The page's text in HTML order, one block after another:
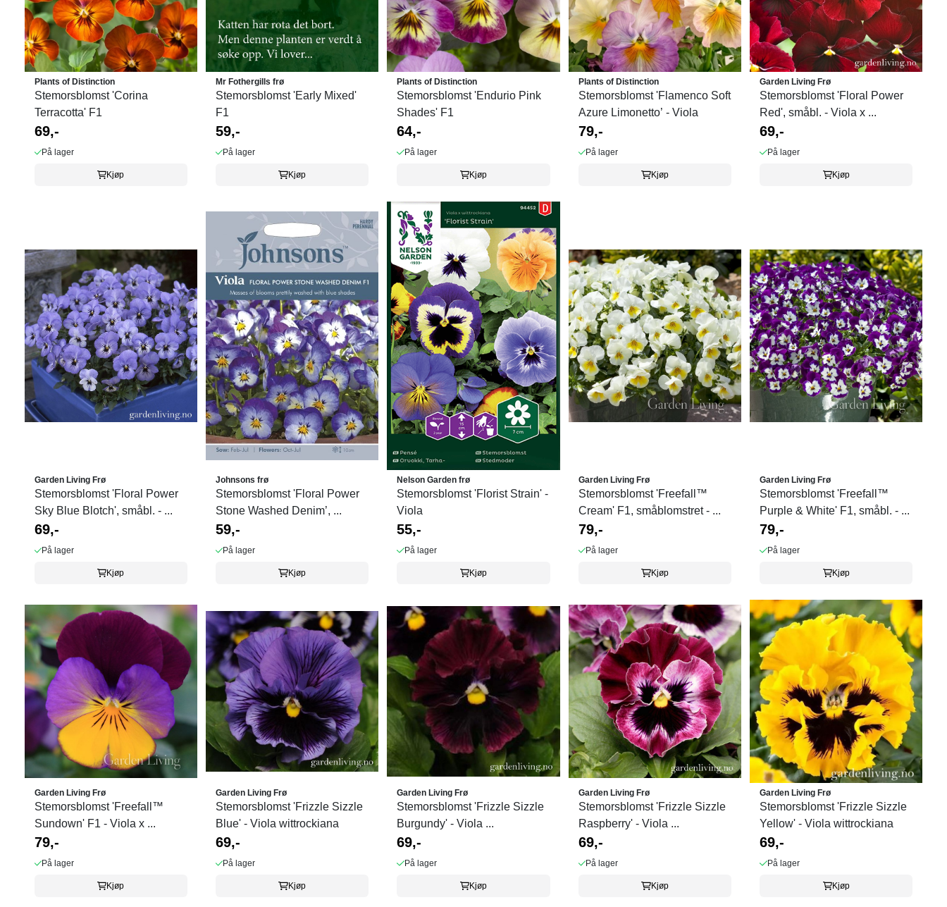
Plants of Distinction
Stemorsblomst 'Corina
Terracotta' F1
69,-
På lager
Kjøp
Mr Fothergills frø
Stemorsblomst 'Early Mixed'
F1
59,-
På lager
Kjøp
Plants of Distinction
Stemorsblomst 'Endurio Pink
Shades' F1
64,-
På lager
Kjøp
Plants of Distinction
Stemorsblomst 'Flamenco Soft
Azure Limonetto’ - Viola
79,-
På lager
Kjøp
Garden Living Frø
Stemorsblomst 'Floral Power
Red', småbl. - Viola x ...
69,-
På lager
Kjøp
Garden Living Frø
Stemorsblomst 'Floral Power
Sky Blue Blotch', småbl. - ...
69,-
På lager
Kjøp
Johnsons frø
Stemorsblomst 'Floral Power
Stone Washed Denim’, ...
59,-
På lager
Kjøp
Nelson Garden frø
Stemorsblomst 'Florist Strain' -
Viola
55,-
På lager
Kjøp
Garden Living Frø
Stemorsblomst 'Freefall™
Cream' F1, småblomstret - ...
79,-
På lager
Kjøp
Garden Living Frø
Stemorsblomst 'Freefall™
Purple & White' F1, småbl. - ...
79,-
På lager
Kjøp
Garden Living Frø
Stemorsblomst 'Freefall™
Sundown' F1 - Viola x ...
79,-
På lager
Kjøp
Garden Living Frø
Stemorsblomst 'Frizzle Sizzle
Blue' - Viola wittrockiana
69,-
På lager
Kjøp
Garden Living Frø
Stemorsblomst 'Frizzle Sizzle
Burgundy' - Viola ...
69,-
På lager
Kjøp
Garden Living Frø
Stemorsblomst 'Frizzle Sizzle
Raspberry' - Viola ...
69,-
På lager
Kjøp
Garden Living Frø
Stemorsblomst 'Frizzle Sizzle
Yellow' - Viola wittrockiana
69,-
På lager
Kjøp